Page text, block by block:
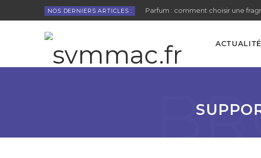
NOS DERNIERS ARTICLES : Parfum : comment choisir une
ACTUALITÉ